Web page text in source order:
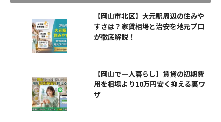
【岡山市北区】大元駅周辺の住みや
すさは？家賃相場と治安を地元プロ
が徹底解説！
【岡山で一人暮らし】賃貸の初期費
用を相場より10万円安く抑える裏ワ
ザ